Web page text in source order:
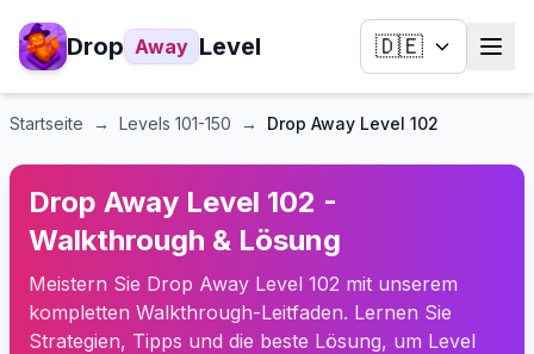
Drop Away Level 🇩🇪
Startseite → Levels 101-150 → Drop Away Level 102
Drop Away Level 102 -
Walkthrough & Lösung
Meistern Sie Drop Away Level 102 mit unserem
kompletten Walkthrough-Leitfaden. Lernen Sie
Strategien, Tipps und die beste Lösung, um Level